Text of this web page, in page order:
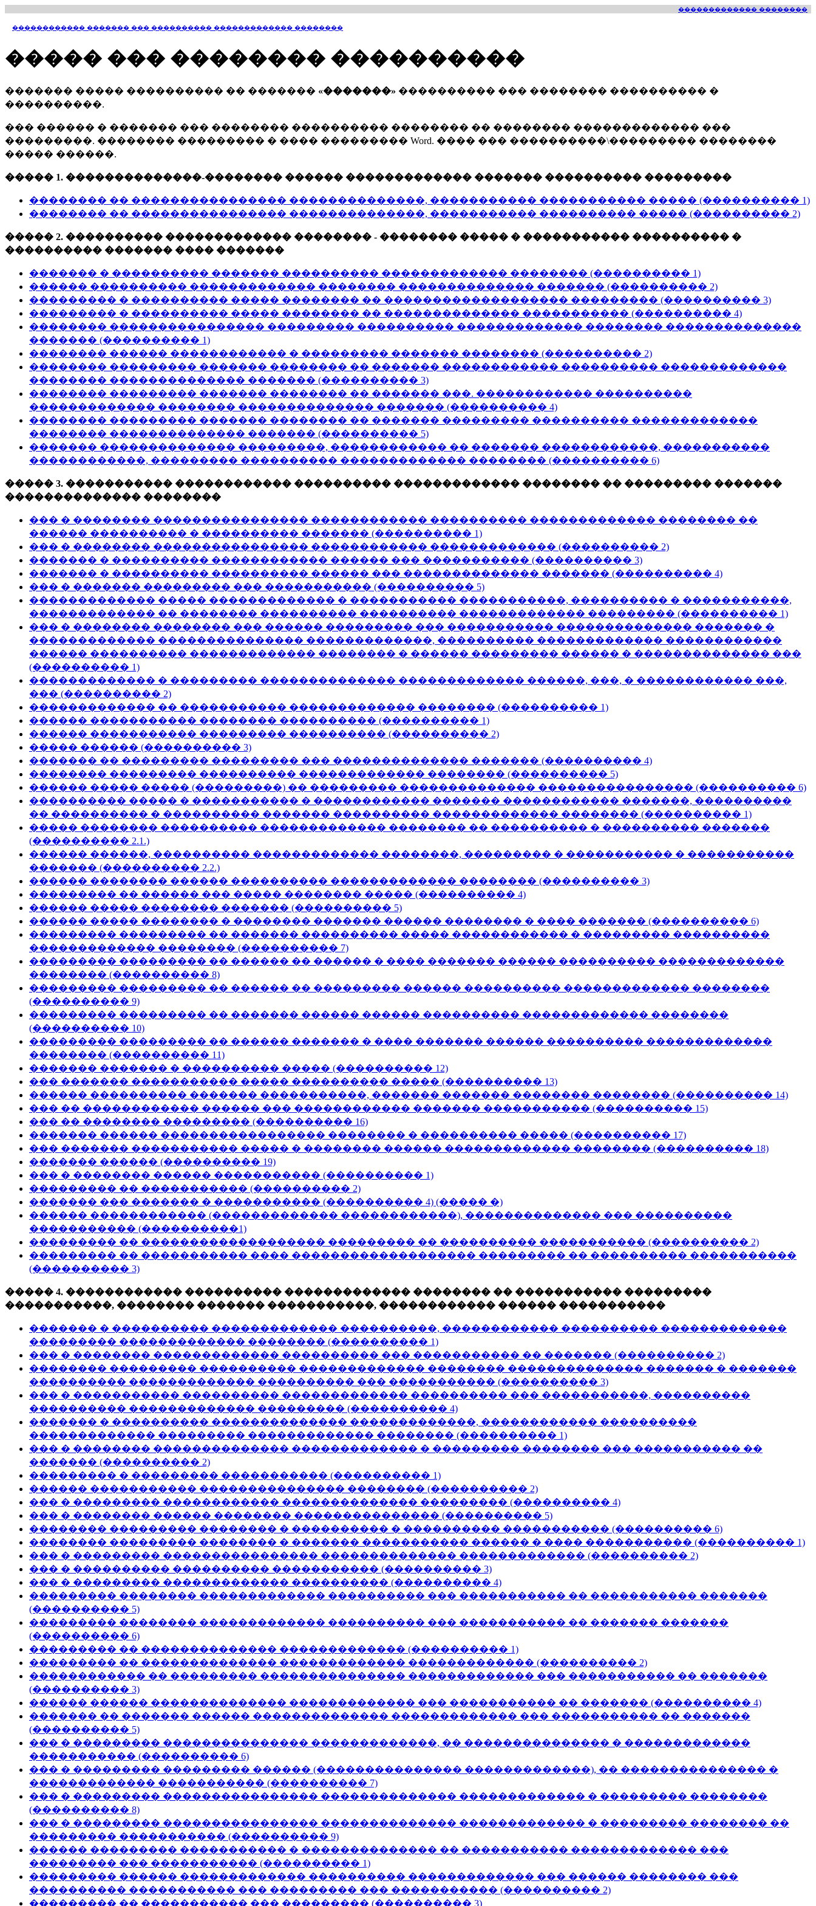
������������� ��������
������������ ������� ��� ���������� ������������� ��������
����� ��� �������� ����������
������� ����� ���������� �� ������� «�������» ���������� ��� �������� ���������� �
����������.
��� ������ � ������� ��� �������� ���������� �������� �� �������� ������������� ���
���������. �������� ��������� � ���� ��������� Word. ���� ��� ����������\��������� ��������
����� ������.
����� 1. ��������������-�������� ������ ������������� ������� ���������� ���������
�������� �� ���������������� ��������������, ����������� ����������� ����� (���������� 1)
�������� �� ���������������� ��������������, ����������� ���������� ����� (���������� 2)
����� 2. ���������� ������������� �������� - �������� ����� � ����������� ���������� �
���������� ������� ���� �������
������� � ���������� ������� ���������� ������������� �������� (���������� 1)
������ ���������� ������������� �������� �������������� ������� (���������� 2)
��������� � ���������� ����� �������� �� ������������������� ��������� (���������� 3)
��������� � ���������� ����� �������� �� �������������� ����������� (���������� 4)
�������� ���������������� ��������� ���������� ������������� �������� ��������������
������� (���������� 1)
�������� ������ ������������ � ��������� ������� �������� (���������� 2)
�������� ��������� ������� �������� �� ������� ������������ ���������� �������������
�������� �������������� ������� (���������� 3)
�������� ��������� ������� �������� �� ������� ���. ������������ ����������
������������� �������� �������������� ������� (���������� 4)
�������� ��������� ������� �������� �� ������� ��������� ���������� �������������
�������� �������������� ������� (���������� 5)
������� �������������� ���������, ������������ �� ������� ������������, �����������
������������, ��������� ���������� ������������� �������� (���������� 6)
����� 3. ����������� ������������ ���������� ������������� �������� �� ��������� �������
�������������� ��������
��� � �������� ���������������� ������������ ���������� ������������� �������� ��
������ ���������� � ���������� ������� (���������� 1)
��� � �������� ���������������� ������������ ������������� (���������� 2)
������� � ���������� ������������ ������ ��� ����������� (���������� 3)
������� � ���������� ���������� ������ ��� �������������� ������� (���������� 4)
��� � ������� ��������� ��� ����������� (���������� 5)
������������� ����� ������������� � ����������� �����������, ���������� � �����������,
������������� �� �������� ���������� ���������� ������������� ��������� (���������� 1)
��� � �������� �������� ��� ������ ��������� ��� ����������� �������������� ������� �
������������� ��������������� �������������, ���������� ������������� ������������
������ ���������� ������������� �������� � ������ ��������� ������ � �������������� ���
(���������� 1)
������������� � ��������� �������������� ������������� ������, ���, � ������������ ���,
��� (���������� 2)
������������� �� ����������� ������������� �������� (���������� 1)
������ ����������� �������� ���������� (���������� 1)
������ ����������� ��������� ���������� (���������� 2)
����� ������ (���������� 3)
������� �� ��������� ��������� ��� �������������� ������� (���������� 4)
�������� ��������� ���������� ������������� �������� (���������� 5)
������ ����� ����� (���������) �� ��������� �������������� ���������������� (���������� 6)
���������� ����� � ����������� � ������������ ������� ������������ �������, ����������
�� ���������� � ���������� ������� ���������� ������������� �������� (���������� 1)
����� �������� ���������� ������������� �������� �� ���������� � ���������� �������
(���������� 2.1.)
������ ������, ���������� ������������� ��������, ��������� � ����������� � �����������
������� (���������� 2.2.)
������ �������� ������ ���������� ������������� �������� (���������� 3)
��������� �� ������ ��� ����� �������� ����� (���������� 4)
������ ����� �������� ������� (���������� 5)
������ ����� �������� � �������� ������� ������ �������� � ���� ������� (���������� 6)
��������� ��������� �� ������� ���������� ����� ������������ � ��������� ����������
������������� �������� (���������� 7)
��������� ��������� �� ������ �� ������ � ���� ������� ������ ���������� �������������
�������� (���������� 8)
��������� ��������� �� ������ �� ��������� ������ ���������� ������������� ��������
(���������� 9)
��������� ��������� �� ������� ������ ������ ���������� ������������� ��������
(���������� 10)
��������� ��������� �� ������ ������� � ���� ������� ������ ���������� �������������
�������� (���������� 11)
������� ������� � ���������� ����� (���������� 12)
��� ������� ����������� ����� ���������� ����� (���������� 13)
������ ���������� ������� �����������, ������� ������� �������� �������� (���������� 14)
��� �� ������������ ������ ��� ������������ ������� ����������� (���������� 15)
��� �� �������� ��������� (���������� 16)
������� ������ ����������������� �������� � ���������� ����� (���������� 17)
��� ������� ����������� ����� � �������� ������ ������������� �������� (���������� 18)
������� ������ (���������� 19)
��� � �������� ������ ����������� (���������� 1)
��������� �� ����������� (���������� 2)
������� ��� ������� � ����������� (���������� 4) (����� �)
������ ������������ (������������� ������������), �������������� ��� ����������
����������� (����������1)
��������� �� ������������������� ��������� �� ���������� ����������� (���������� 2)
��������� �� ����������� ���� ������������������� ��������� �� ���������� �����������
(���������� 3)
����� 4. ������������ ���������� ������������� �������� �� ����������� ���������
�����������, �������� ������� �����������, ������������ ������ �����������
������� � ���������� ������������� ����������, ������������ ���������� �������������
��������� ������������� �������� (���������� 1)
��� � �������� ������������� ���������� ��� ����������� �� ������� (���������� 2)
�������� ��������� ���������� ������������� �������� �������������� ������� � �������
���������� ������������� ���������� ��� ����������� (���������� 3)
��� � ����������� ���������� ������������� ���������� ��� �����������, ����������
���������� ������������� ��������� (���������� 4)
������� � ���������� �������������� �������������, ������������ ����������
������������� ��������� ������������� �������� (���������� 1)
��� � �������� �������������� ������������� � ��������� �������� ��� ����������� ��
������� (���������� 2)
��������� � ��������� ����������� (���������� 1)
������ ����������� ��������������� �������� (���������� 2)
��� � ��������� ������������ �������������� ��������� (���������� 4)
��� � �������� ������ �������� ��������������� (���������� 5)
�������� ��������� �������� � ���������� � ���������� ����������� (���������� 6)
�������� ��������� �������� � ������� ����������� ������ � ���� ����������� (���������� 1)
��� � ��������� ���������������� �������������� ������������� (���������� 2)
��� � ���������� ���������� ����������� (���������� 3)
��� � ��������� ������������� ���������� (���������� 4)
��������� �������� ������������� ���������� ��� ����������� �� ����������� �������
(���������� 5)
��������� �������� ������������� ���������� ��� ����������� �� ������� �������
(���������� 6)
��������� �� �������������� ������������� (���������� 1)
��������� �� �������������� ������������� ������������� (���������� 2)
������������ �� ��������� ��������������� ������������� ��� ����������� �� �������
(���������� 3)
������ ������ �������������� ������������� ��� ����������� �� ������� (���������� 4)
������� �� ������� ������ �������������� ������������� ��� ����������� �� �������
(���������� 5)
��� � ��������� ��������������� �������������, �� ��������������� � �������������
����������� (���������� 6)
��� � ��������� ��������� ������ (��������������� �������������), �� ��������������� �
������������� ����������� (���������� 7)
��� � ��������� ���������������� �������������� ������������� � ��������� ��������
(���������� 8)
��� � ��������� ���������������� �������������� ������������� � ��������� �������� ��
��������� ����������� (���������� 9)
������ ��������� ����������� � �������������� �� ����������� ������������� ���
��������� ��� ����������� (���������� 1)
��������� ������ ������������� ���������� ������������� ��� ������ �������� ���
���������� ����������� ��� ��������� ��� ����������� (���������� 2)
��������� �� ����������� ��� ��������� (���������� 3)